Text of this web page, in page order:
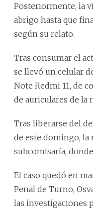
Posteriormente, la
abrigo hasta que
según su relato.
Tras consumar el
se llevó un celular
Note Redmi 11, de
de auriculares de la
Tras liberarse del
de este domingo, la
subcomisaría,
El caso quedó en
Penal de Turno,
las investigaciones